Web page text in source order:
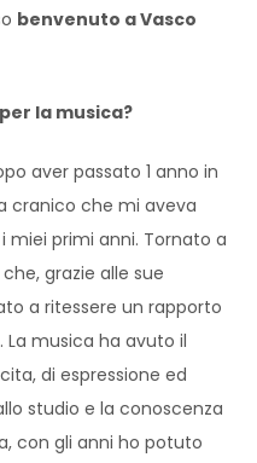
benvenuto a Vasco
la musica?
aver passato 1 anno in
cranico che mi aveva
primi anni. Tornato a
grazie alle sue
a ritessere un rapporto
musica ha avuto il
di espressione ed
studio e la conoscenza
con gli anni ho potuto